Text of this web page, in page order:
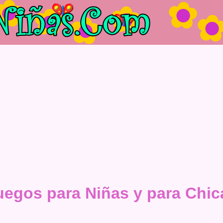
para Niñas y para